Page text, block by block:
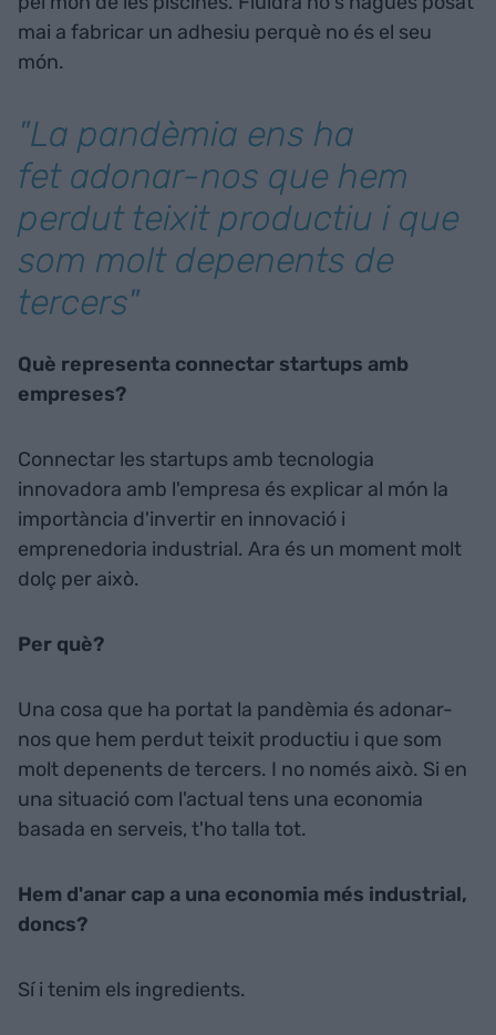
mai a fabricar un adhesiu perquè no és el seu
món.
"La pandèmia ens ha
fet adonar-nos que hem
perdut teixit productiu i que
som molt depenents de
tercers"
Què representa connectar startups amb
empreses?
Connectar les startups amb tecnologia
innovadora amb l'empresa és explicar al món la
importància d'invertir en innovació i
emprenedoria industrial. Ara és un moment molt
dolç per això.
Per què?
Una cosa que ha portat la pandèmia és adonar-
nos que hem perdut teixit productiu i que som
molt depenents de tercers. I no només això. Si en
una situació com l'actual tens una economia
basada en serveis, t'ho talla tot.
Hem d'anar cap a una economia més industrial,
doncs?
Sí i tenim els ingredients.